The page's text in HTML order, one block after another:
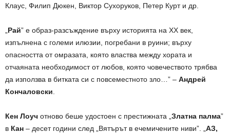
Клаус, Филип Дюкен, Виктор Сухоруков, Петер Курт и др.
Рай” е образ-разсъждение върху историята на ХХ век,
изпълнена с големи илюзии, погребани в руини; върху
опасността от омразата, която властва между хората и
отчаяната необходимост от любов, която човечеството трябва
да използва в битката си с повсеместното зло…” – Андрей
Кончаловски
Кен Лоуч отново беше удостоен с престижната „ Златна палма”
в Кан – десет години след „Вятърът в ечемичените ниви”. „ АЗ,